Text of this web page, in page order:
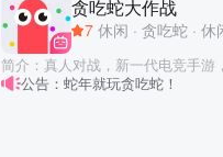
到治理所占城池，抱团发育共同
【动态卡面 高品质还原武将经典
实与厚重，选取武将经典故事情节
容，不仅能提升自己的战斗能力
取限定皮肤和专属称号，展现你的独特风采。 现在就加入
灵们一起踏上奇幻冒险之旅吧！
贪吃蛇大作战
7 休闲 · 贪吃蛇 · 休
简介：真人对战，新一代电竞手
团战，随时三杀暴走超神！ 贪吃蛇大作战，这是一个有毒的游戏！ 这是一款超好
公告：蛇年就玩贪吃蛇！